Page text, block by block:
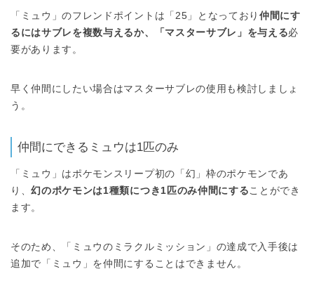
「ミュウ」のフレンドポイントは「25」となっており 仲間にす
るにはサブレを複数与えるか、「マスターサブレ」を与える必
要があります。
早く仲間にしたい場合はマスターサブレの使用も検討しましょ
う。
仲間にできるミュウは1匹のみ
「ミュウ」はポケモンスリープ初の「幻」枠のポケモンであ
り、幻のポケモンは1種類につき1匹のみ仲間にすることができ
ます。
そのため、「ミュウのミラクルミッション」の達成で入手後は
追加で「ミュウ」を仲間にすることはできません。